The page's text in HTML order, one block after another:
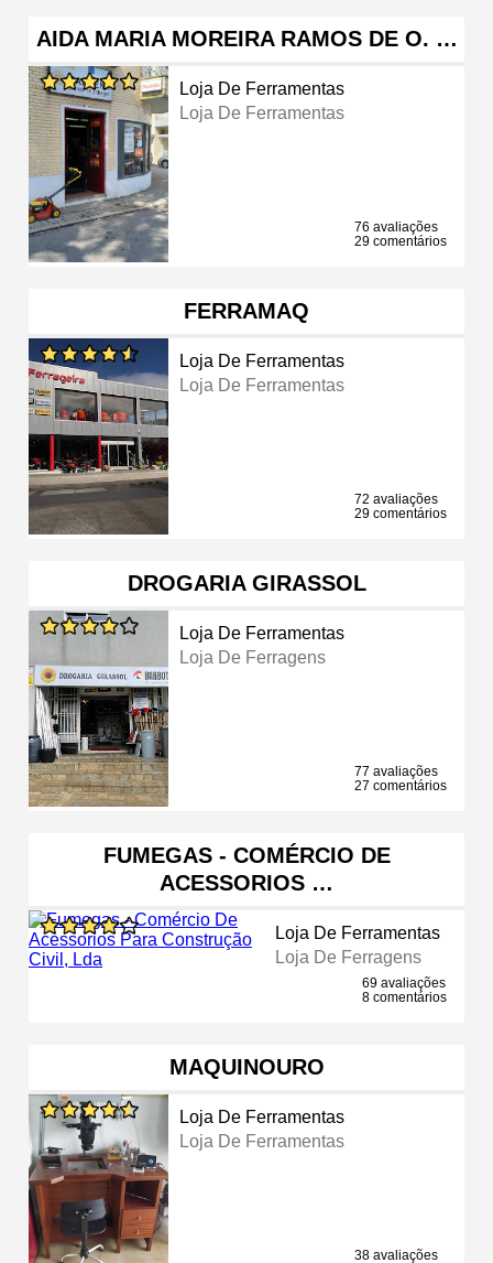
AIDA MARIA MOREIRA RAMOS DE O. …
Loja De Ferramentas
Loja De Ferramentas
76 avaliações
29 comentários
FERRAMAQ
Loja De Ferramentas
Loja De Ferramentas
72 avaliações
29 comentários
DROGARIA GIRASSOL
Loja De Ferramentas
Loja De Ferragens
77 avaliações
27 comentários
FUMEGAS - COMÉRCIO DE
ACESSORIOS …
Loja De Ferramentas
Loja De Ferragens
69 avaliações
8 comentários
MAQUINOURO
Loja De Ferramentas
Loja De Ferramentas
38 avaliações